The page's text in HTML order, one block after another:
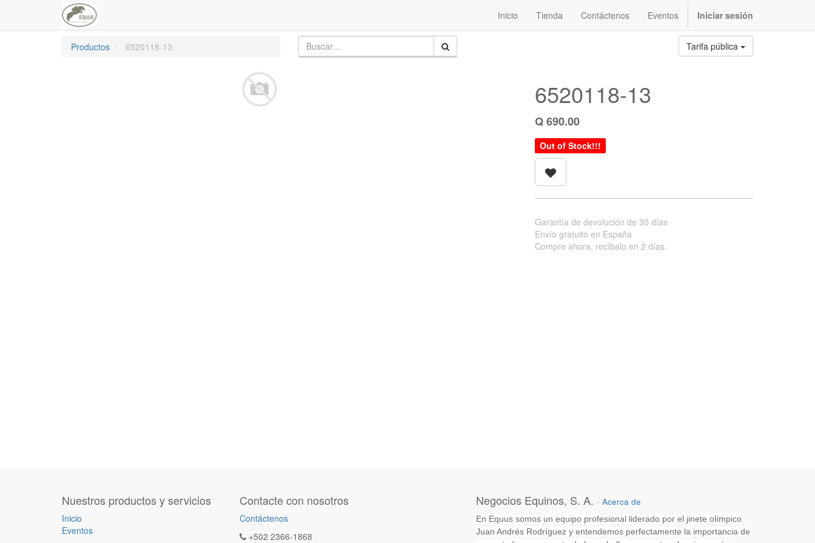
Inicio Tienda Contáctenos Eventos Iniciar sesión
Productos 6520118-13 Tarifa pública
6520118-13
Q690.00
Out of Stock!!!
Garantía de devolución de 30 días
Envío gratuito en España
Compre ahora, recíbalo en 2 días.
Nuestros productos y servicios
Inicio
Eventos
Contacte con nosotros
Contáctenos
+502 2366-1868
Negocios Equinos, S. A. - Acerca de
En Equus somos un equipo profesional liderado por el jinete olímpico
Juan Andrés Rodríguez y entendemos perfectamente la importancia de